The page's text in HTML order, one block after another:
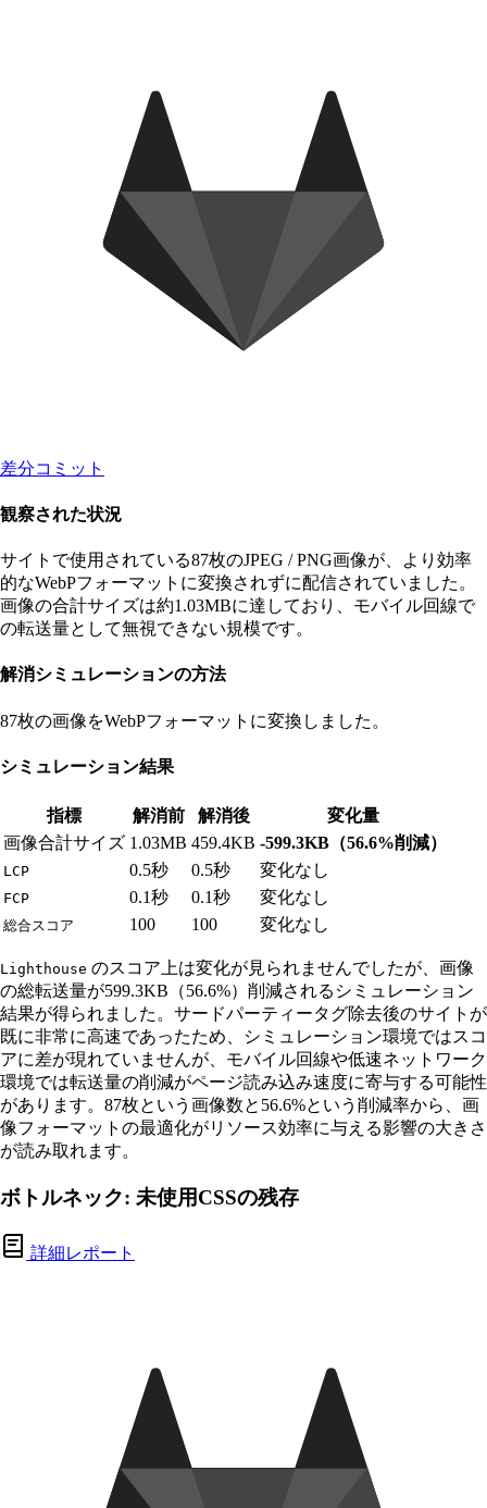
差分コミット
観察された状況
サイトで使用されている87枚のJPEG / PNG画像が、より効率
的なWebPフォーマットに変換されずに配信されていました。
画像の合計サイズは約1.03MBに達しており、モバイル回線で
の転送量として無視できない規模です。
解消シミュレーションの方法
87枚の画像をWebPフォーマットに変換しました。
シミュレーション結果
指標 解消前 解消後
変化量
画像合計サイズ 1.03MB 459.4KB -599.3KB（56.6%削減）
LCP 0.5秒 0.5秒 変化なし
FCP 0.1秒 0.1秒 変化なし
総合スコア 100 100 変化なし
Lighthouse のスコア上は変化が見られませんでしたが、画像
の総転送量が599.3KB（56.6%）削減されるシミュレーション
結果が得られました。サードパーティータグ除去後のサイトが
既に非常に高速であったため、シミュレーション環境ではスコ
アに差が現れていませんが、モバイル回線や低速ネットワーク
環境では転送量の削減がページ読み込み速度に寄与する可能性
があります。87枚という画像数と56.6%という削減率から、画
像フォーマットの最適化がリソース効率に与える影響の大きさ
が読み取れます。
ボトルネック: 未使用CSSの残存
詳細レポート